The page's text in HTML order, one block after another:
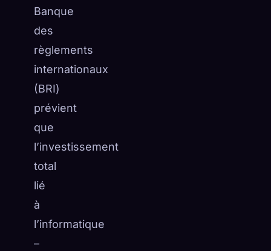
Banque
des
règlements
internationaux
(BRI)
prévient
que
l’investissement
total
lié
à
l’informatique
–